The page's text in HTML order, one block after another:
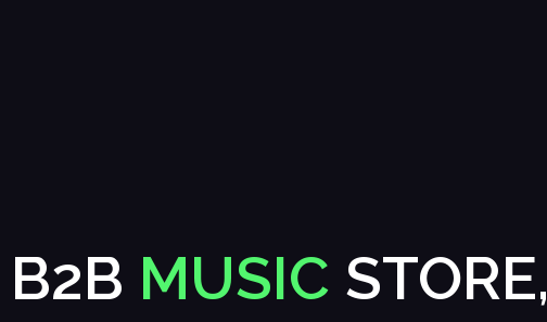
B2B MUSIC STORE,